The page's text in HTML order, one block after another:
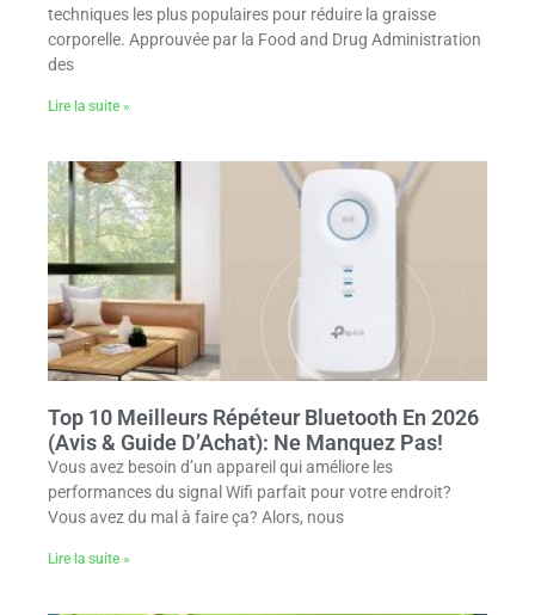
techniques les plus populaires pour réduire la graisse
corporelle. Approuvée par la Food and Drug Administration
des
Lire la suite »
Top 10 Meilleurs Répéteur Bluetooth En 2026
(Avis & Guide D’Achat): Ne Manquez Pas!
Vous avez besoin d’un appareil qui améliore les
performances du signal Wifi parfait pour votre endroit?
Vous avez du mal à faire ça? Alors, nous
Lire la suite »